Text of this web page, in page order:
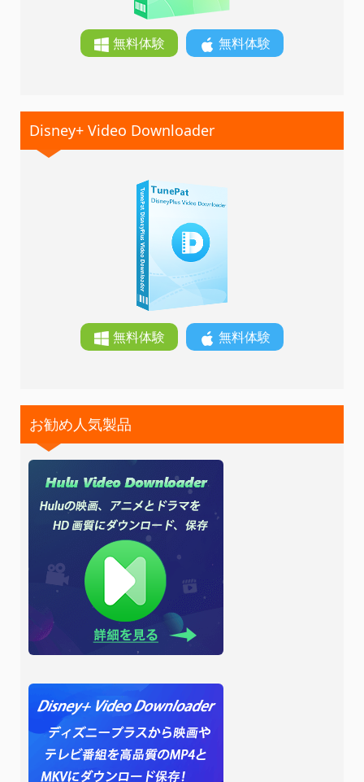
無料体験 無料体験
Disney+ Video Downloader
無料体験 無料体験
お勧め人気製品